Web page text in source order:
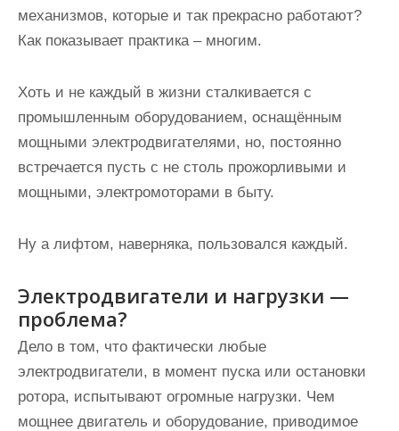
механизмов, которые и так прекрасно работают?
Как показывает практика – многим.
Хоть и не каждый в жизни сталкивается с
промышленным оборудованием, оснащённым
мощными электродвигателями, но, постоянно
встречается пусть с не столь прожорливыми и
мощными, электромоторами в быту.
Ну а лифтом, наверняка, пользовался каждый.
Электродвигатели и нагрузки —
проблема?
Дело в том, что фактически любые
электродвигатели, в момент пуска или остановки
ротора, испытывают огромные нагрузки. Чем
мощнее двигатель и оборудование, приводимое